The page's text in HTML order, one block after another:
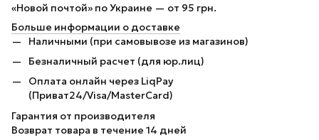
«Новой почтой» по Украине — от 95 грн.
Больше информации о доставке
Наличными (при самовывозе из магазинов)
Безналичный расчет (для юр.лиц)
Оплата онлайн через LiqPay
(Приват24/Visa/MasterCard)
Гарантия от производителя
Возврат товара в течение 14 дней